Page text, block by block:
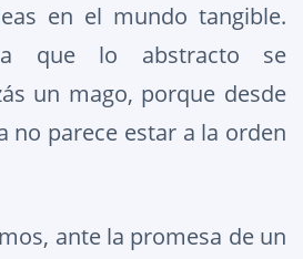
en el mundo tangible.
que lo abstracto se
un mago, porque desde
no parece estar a la orden
ante la promesa de un